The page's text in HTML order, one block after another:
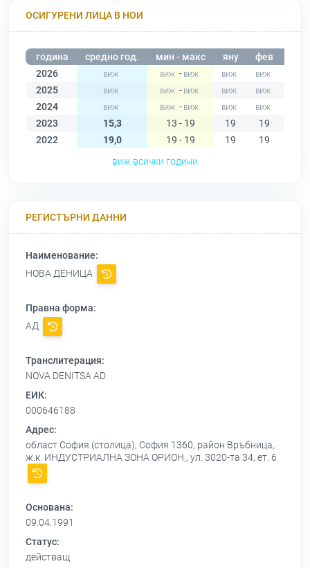
ОСИГУРЕНИ ЛИЦА В НОИ
година средно год. мин - макс яну фев
2026
-
2025
-
2024
-
2023
15,3 13 - 19 19 19
2022
19,0 19 - 19 19 19
виж всички години
РЕГИСТЪРНИ ДАННИ
Наименование:
НОВА ДЕНИЦА
Правна форма:
АД
Транслитерация:
NOVA DENITSA AD
ЕИК:
000646188
Адрес:
област София (столица), София 1360, район Връбница,
ж.к. ИНДУСТРИАЛНА ЗОНА ОРИОН,, ул. 3020-та 34, ет. 6
Основана:
09.04.1991
Статус:
действащ